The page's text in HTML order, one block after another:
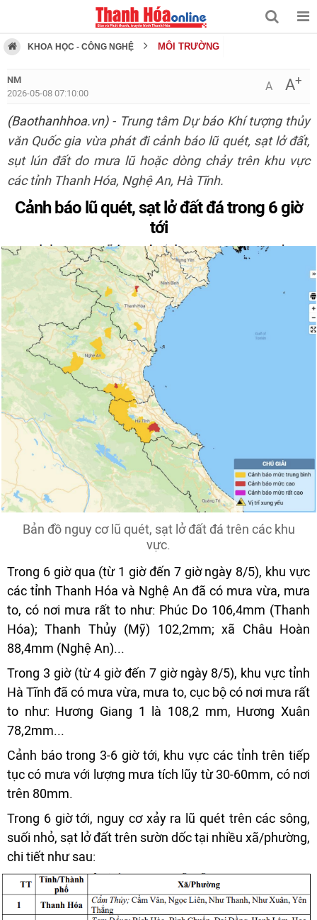
KHOA HỌC - CÔNG NGHỆ MÔI TRƯỜNG
NM
2026-05-08 07:10:00
A A+
(Baothanhhoa.vn)- Trung tâm Dự báo Khí tượng thủy
văn Quốc gia vừa phát đi cảnh báo lũ quét, sạt lở đất,
sụt lún đất do mưa lũ hoặc dòng chảy trên khu vực
các tỉnh Thanh Hóa, Nghệ An, Hà Tĩnh.
Cảnh báo lũ quét, sạt lở đất đá trong 6 giờ
tới
Bản đồ nguy cơ lũ quét, sạt lở đất đá trên các khu
vực.
Trong 6 giờ qua (từ 1 giờ đến 7 giờ ngày 8/5), khu vực
các tỉnh Thanh Hóa và Nghệ An đã có mưa vừa, mưa
to, có nơi mưa rất to như: Phúc Do 106,4mm (Thanh
Hóa); Thanh Thủy (Mỹ) 102,2mm; xã Châu Hoàn
88,4mm (Nghệ An)...
Trong 3 giờ (từ 4 giờ đến 7 giờ ngày 8/5), khu vực tỉnh
Hà Tĩnh đã có mưa vừa, mưa to, cục bộ có nơi mưa rất
to như: Hương Giang 1 là 108,2 mm, Hương Xuân
78,2mm...
Cảnh báo trong 3-6 giờ tới, khu vực các tỉnh trên tiếp
tục có mưa với lượng mưa tích lũy từ 30-60mm, có nơi
trên 80mm.
Trong 6 giờ tới, nguy cơ xảy ra lũ quét trên các sông,
suối nhỏ, sạt lở đất trên sườn dốc tại nhiều xã/phường,
chi tiết như sau: